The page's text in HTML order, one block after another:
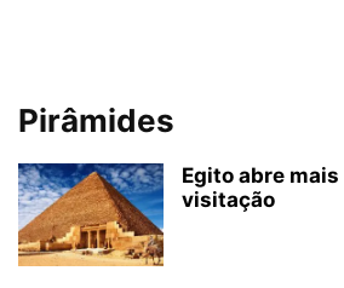
Pirâmides
Egito abre
visitação